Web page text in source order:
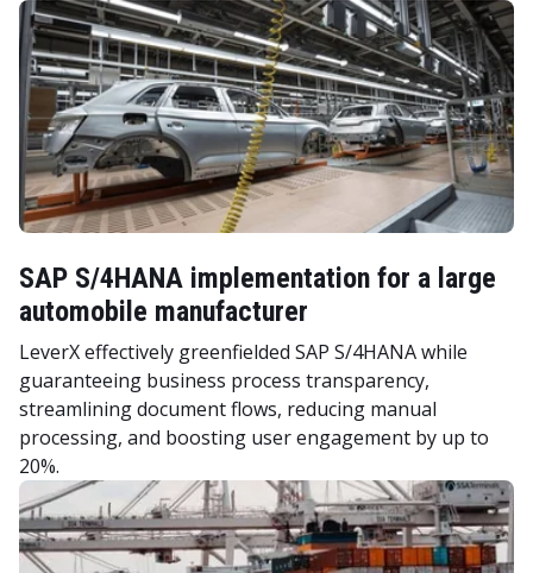
SAP S/4HANA implementation for a large
automobile manufacturer
LeverX effectively greenfielded SAP S/4HANA while
guaranteeing business process transparency,
streamlining document flows, reducing manual
processing, and boosting user engagement by up to
20%.